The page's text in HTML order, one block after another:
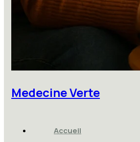
Medecine Verte
Accueil